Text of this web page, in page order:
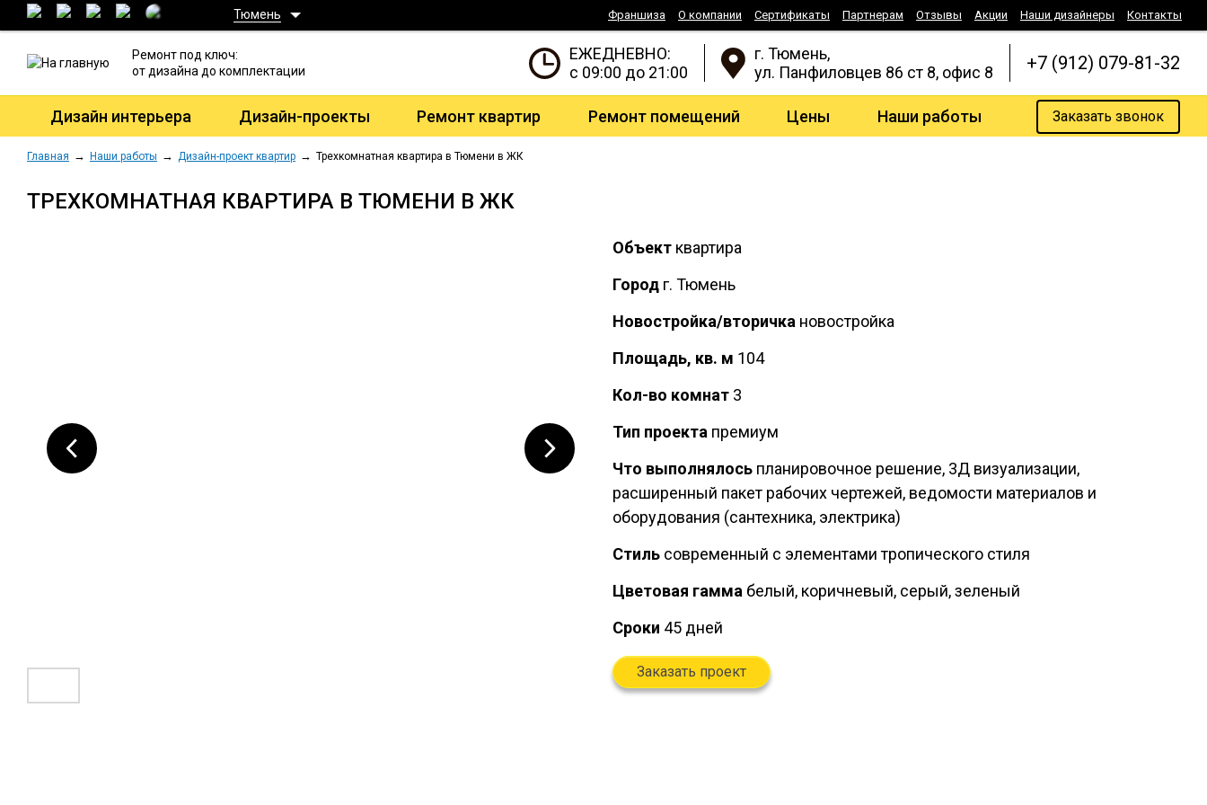
Тюмень Франшиза О компании Сертификаты Партнерам Отзывы Акции Наши дизайнеры Контакты
Ремонт под ключ:
от дизайна до комплектации
ЕЖЕДНЕВНО:
с 09:00 до 21:00
г. Тюмень,
ул. Панфиловцев 86 ст 8, офис 8
+7 (912) 079-81-32
Дизайн интерьера Дизайн-проекты Ремонт квартир Ремонт помещений Цены Наши работы Заказать звонок
Главная Наши работы Дизайн-проект квартир Трехкомнатная квартира в Тюмени в ЖК
ТРЕХКОМНАТНАЯ КВАРТИРА В ТЮМЕНИ В ЖК
Объект квартира
Город г. Тюмень
Новостройка/вторичка новостройка
Площадь, кв. м 104
Кол-во комнат 3
Тип проекта премиум
Что выполнялось планировочное решение, 3Д визуализации,
расширенный пакет рабочих чертежей, ведомости материалов и
оборудования (сантехника, электрика)
Стиль современный с элементами тропического стиля
Цветовая гамма белый, коричневый, серый, зеленый
Сроки 45 дней
Заказать проект